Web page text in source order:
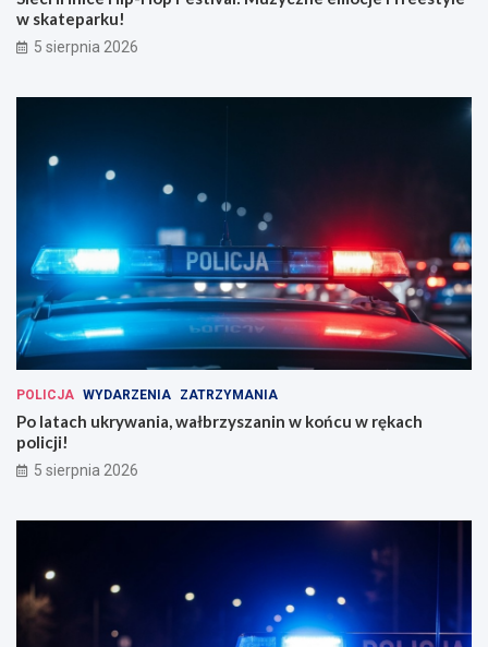
w skateparku!
5 sierpnia 2026
POLICJA WYDARZENIA ZATRZYMANIA
Po latach ukrywania, wałbrzyszanin w końcu w rękach
policji!
5 sierpnia 2026